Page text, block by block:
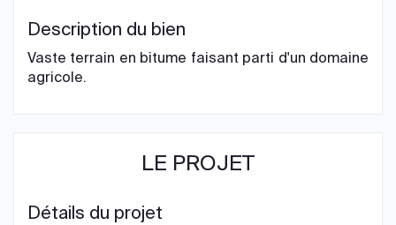
Description du bien
Vaste terrain en bitume faisant parti d'un domaine
agricole.
LE PROJET
Détails du projet